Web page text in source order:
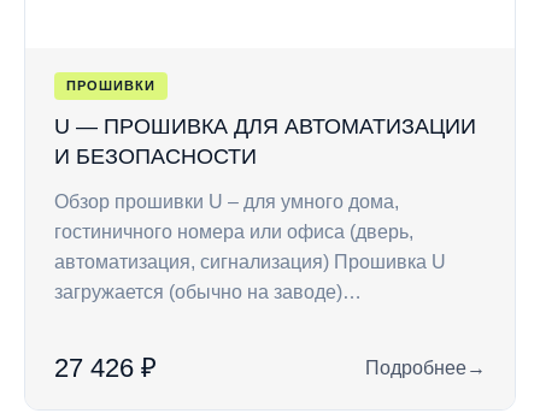
ПРОШИВКИ
U — ПРОШИВКА ДЛЯ АВТОМАТИЗАЦИИ
И БЕЗОПАСНОСТИ
Обзор прошивки U – для умного дома,
гостиничного номера или офиса (дверь,
автоматизация, сигнализация) Прошивка U
загружается (обычно на заводе)…
27 426 ₽ Подробнее
: U — прошивка
→